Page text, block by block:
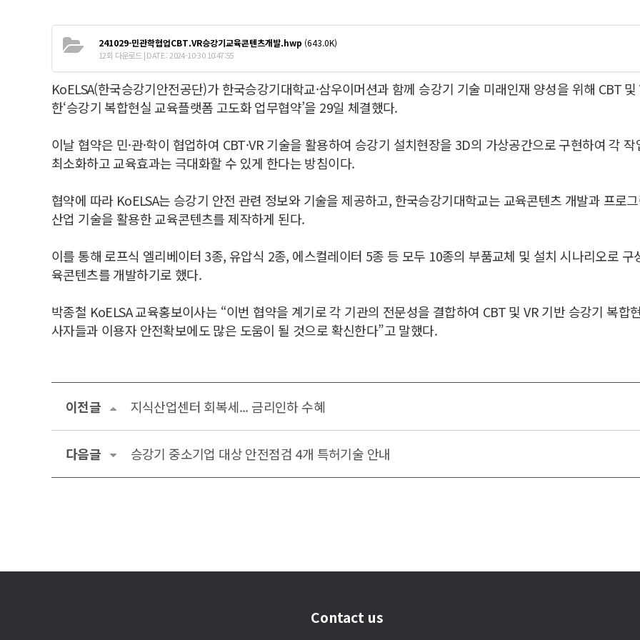
241029-민관학협업CBT.VR승강기교육콘텐츠개발.hwp (643.0K)
12회 다운로드 | DATE : 2024-10-30 10:47:55
KoELSA(한국승강기안전공단)가 한국승강기대학교·삼우이머션과 함께 승강기 기술 미래인재 양성을 위해 CBT
한‘승강기 복합현실 교육플랫폼 고도화 업무협약’을 29일 체결했다.
이날 협약은 민·관·학이 협업하여 CBT·VR 기술을 활용하여 승강기 설치현장을 3D의 가상공간으로 구현하여 각
최소화하고 교육효과는 극대화할 수 있게 한다는 방침이다.
협약에 따라 KoELSA는 승강기 안전 관련 정보와 기술을 제공하고, 한국승강기대학교는 교육콘텐츠 개발과 프로
산업 기술을 활용한 교육콘텐츠를 제작하게 된다.
이를 통해 로프식 엘리베이터 3종, 유압식 2종, 에스컬레이터 5종 등 모두 10종의 부품교체 및 설치 시나리오로
육콘텐츠를 개발하기로 했다.
박종철 KoELSA 교육홍보이사는 “이번 협약을 계기로 각 기관의 전문성을 결합하여 CBT 및 VR 기반 승강기 복
사자들과 이용자 안전확보에도 많은 도움이 될 것으로 확신한다”고 말했다.
이전글 지식산업센터 회복세... 금리인하 수혜
다음글 승강기 중소기업 대상 안전점검 4개 특허기술 안내
Contact us